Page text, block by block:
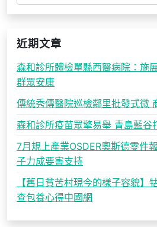
近期文章
森和診所體檢單縣西醫病院：施
群眾安康
傳統秀傳醫院巡檢鄰里批發式微
森和診所疫苗眾擎易舉 青島藍谷
7月規上產業OSDER奧斯德零件
子力成要害支持
【舊日貧苦村現今的樣子容貌】
查包養心得中國網